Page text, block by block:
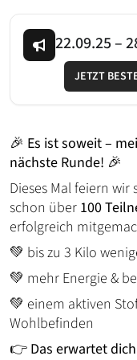
22.09.25–
JETZT
🎉 Es ist soweit –
nächste Runde! 🎉
Dieses Mal feiern wir
schon über 100
erfolgreich
💚 bis zu 3 Kilo
💚 mehr Energie &
💚 einem aktiven
Wohlbefinden
👉 Das erwartet